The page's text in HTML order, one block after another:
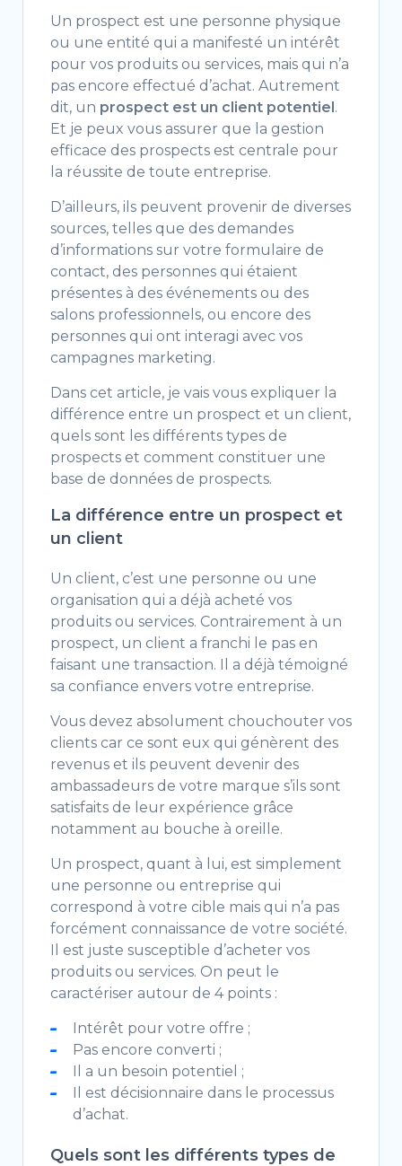
Un prospect est une personne physique
ou une entité qui a manifesté un intérêt
pour vos produits ou services, mais qui n’a
pas encore effectué d’achat. Autrement
dit, un prospect est un client potentiel.
Et je peux vous assurer que la gestion
efficace des prospects est centrale pour
la réussite de toute entreprise.
D’ailleurs, ils peuvent provenir de diverses
sources, telles que des demandes
d’informations sur votre formulaire de
contact, des personnes qui étaient
présentes à des événements ou des
salons professionnels, ou encore des
personnes qui ont interagi avec vos
campagnes marketing.
Dans cet article, je vais vous expliquer la
différence entre un prospect et un client,
quels sont les différents types de
prospects et comment constituer une
base de données de prospects.
La différence entre un prospect et
un client
Un client, c’est une personne ou une
organisation qui a déjà acheté vos
produits ou services. Contrairement à un
prospect, un client a franchi le pas en
faisant une transaction. Il a déjà témoigné
sa confiance envers votre entreprise.
Vous devez absolument chouchouter vos
clients car ce sont eux qui génèrent des
revenus et ils peuvent devenir des
ambassadeurs de votre marque s’ils sont
satisfaits de leur expérience grâce
notamment au bouche à oreille.
Un prospect, quant à lui, est simplement
une personne ou entreprise qui
correspond à votre cible mais qui n’a pas
forcément connaissance de votre société.
Il est juste susceptible d’acheter vos
produits ou services. On peut le
caractériser autour de 4 points :
Intérêt pour votre offre ;
Pas encore converti ;
Il a un besoin potentiel ;
Il est décisionnaire dans le processus
d’achat.
Quels sont les différents types de